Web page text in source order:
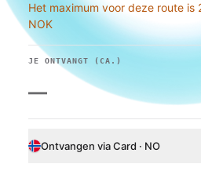
Het maximum voor deze route is
NOK
JE ONTVANGT (CA.)
—
Ontvangen via Card · NO